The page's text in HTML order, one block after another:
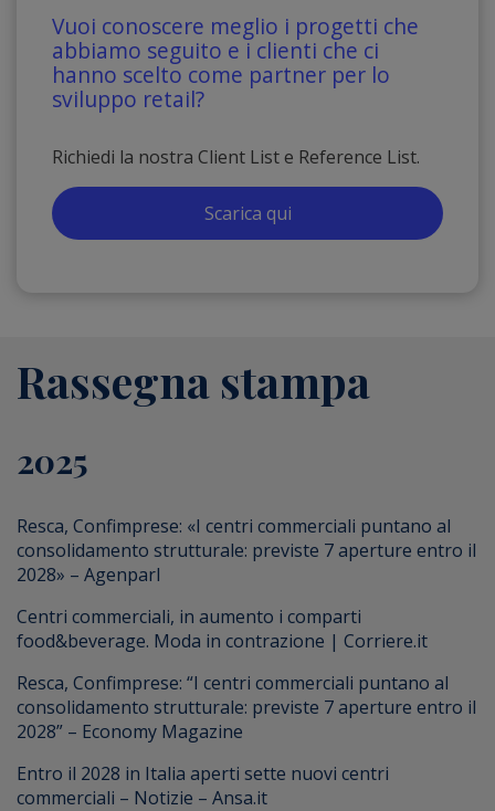
Vuoi conoscere meglio i progetti che
abbiamo seguito e i clienti che ci
hanno scelto come partner per lo
sviluppo retail?
Richiedi la nostra Client List e Reference List.
Scarica qui
Rassegna stampa
2025
Resca, Confimprese: «I centri commerciali puntano al
consolidamento strutturale: previste 7 aperture entro il
2028» – Agenparl
Centri commerciali, in aumento i comparti
food&beverage. Moda in contrazione | Corriere.it
Resca, Confimprese: “I centri commerciali puntano al
consolidamento strutturale: previste 7 aperture entro il
2028” – Economy Magazine
Entro il 2028 in Italia aperti sette nuovi centri
commerciali – Notizie – Ansa.it